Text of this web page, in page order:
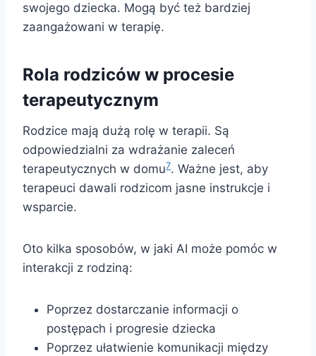
swojego dziecka. Mogą być też bardziej
zaangażowani w terapię.
Rola rodziców w procesie
terapeutycznym
Rodzice mają dużą rolę w terapii. Są
odpowiedzialni za wdrażanie zaleceń
terapeutycznych w domu7. Ważne jest, aby
terapeuci dawali rodzicom jasne instrukcje i
wsparcie.
Oto kilka sposobów, w jaki AI może pomóc w
interakcji z rodziną:
Poprzez dostarczanie informacji o
postępach i progresie dziecka
Poprzez ułatwienie komunikacji między